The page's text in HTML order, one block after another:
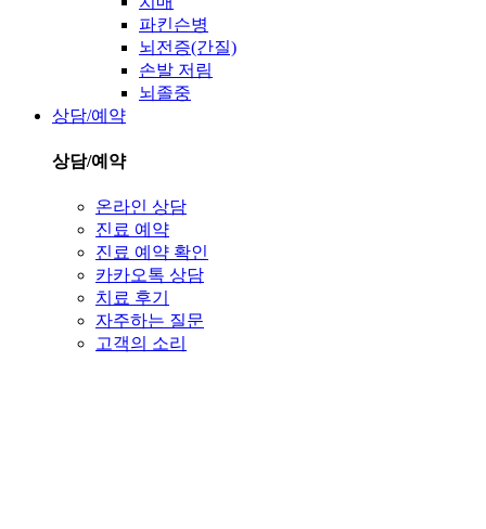
파킨슨병
뇌전증(간질)
손발 저림
뇌졸중
상담/예약
상담/예약
온라인 상담
진료 예약
진료 예약 확인
카카오톡 상담
치료 후기
자주하는 질문
고객의 소리